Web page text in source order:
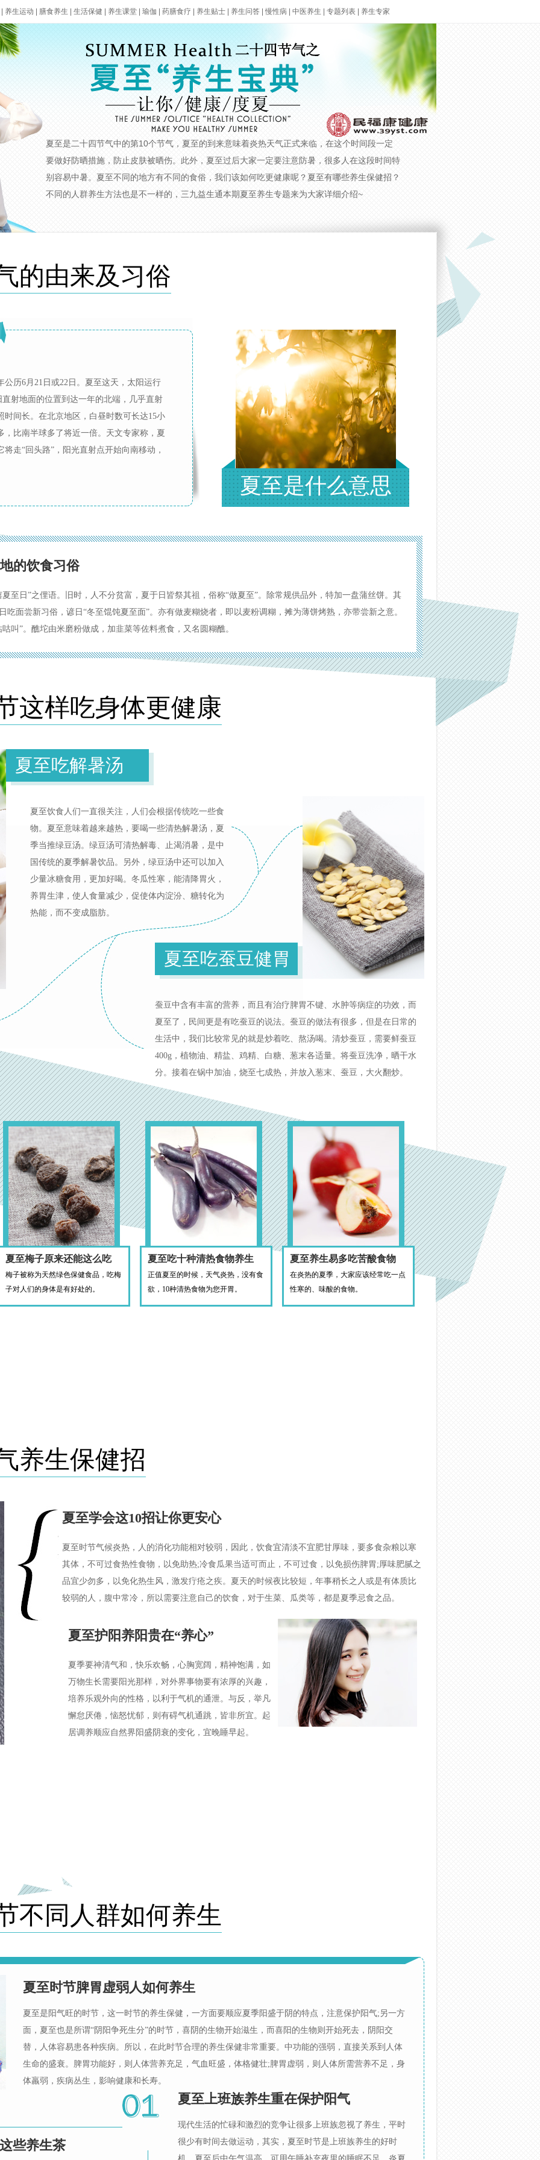
养生运动 膳食养生 生活保健 养生课堂 瑜伽 药膳食疗 养生贴士 养生问答 慢性病 中医养生 专题列表 养生专家
夏至是二十四节气中的第10个节气，夏至的到来意味着炎热天气正式来临，在这个时间段一定
要做好防晒措施，防止皮肤被晒伤。此外，夏至过后大家一定要注意防暑，很多人在这段时间特
别容易中暑。夏至不同的地方有不同的食俗，我们该如何吃更健康呢？夏至有哪些养生保健招？
不同的人群养生方法也是不一样的，三九益生通本期夏至养生专题来为大家详细介绍~
的由来及习俗
历6月21日或22日。夏至这天，太阳运行
射地面的位置到达一年的北端，几乎直射
时间长。在北京地区，白昼时数可长达15小
，比南半球多了将近一倍。天文专家称，夏
走“回头路”，阳光直射点开始向南移动，
夏至是什么意思
的饮食习俗
至日”之俚语。旧时，人不分贫富，夏于日皆祭其祖，俗称“做夏至”。除常规供品外，特加一盘蒲丝饼。其
吃面尝新习俗，谚日“冬至馄饨夏至面”。亦有做麦糊烧者，即以麦粉调糊，摊为薄饼烤熟，亦带尝新之意。
叫”。醮坨由米磨粉做成，加韭菜等佐料煮食，又名圆糊醮。
这样吃身体更健康
夏至吃解暑汤
夏至饮食人们一直很关注，人们会根据传统吃一些食
物。夏至意味着越来越热，要喝一些清热解暑汤，夏
季当推绿豆汤。绿豆汤可清热解毒、止渴消暑，是中
国传统的夏季解暑饮品。另外，绿豆汤中还可以加入
少量冰糖食用，更加好喝。冬瓜性寒，能清降胃火，
养胃生津，使人食量减少，促使体内淀汾、糖转化为
热能，而不变成脂肪。
夏至吃蚕豆健胃
蚕豆中含有丰富的营养，而且有治疗脾胃不键、水肿等病症的功效，而
夏至了，民间更是有吃蚕豆的说法。蚕豆的做法有很多，但是在日常的
生活中，我们比较常见的就是炒着吃、熬汤喝。清炒蚕豆，需要鲜蚕豆
400g，植物油、精盐、鸡精、白糖、葱末各适量。将蚕豆洗净，晒干水
分。接着在锅中加油，烧至七成热，并放入葱末、蚕豆，大火翻炒。
夏至梅子原来还能这么吃
梅子被称为天然绿色保健食品，吃梅
子对人们的身体是有好处的。
夏至吃十种清热食物养生
正值夏至的时候，天气炎热，没有食
欲，10种清热食物为您开胃。
夏至养生易多吃苦酸食物
在炎热的夏季，大家应该经常吃一点
性寒的、味酸的食物。
养生保健招
夏至学会这10招让你更安心
夏至时节气候炎热，人的消化功能相对较弱，因此，饮食宜清淡不宜肥甘厚味，要多食杂粮以寒
其体，不可过食热性食物，以免助热;冷食瓜果当适可而止，不可过食，以免损伤脾胃;厚味肥腻之
品宜少勿多，以免化热生风，激发疔疮之疾。夏天的时候夜比较短，年事稍长之人或是有体质比
较弱的人，腹中常冷，所以需要注意自己的饮食，对于生菜、瓜类等，都是夏季忌食之品。
夏至护阳养阳贵在“养心”
夏季要神清气和，快乐欢畅，心胸宽阔，精神饱满，如
万物生长需要阳光那样，对外界事物要有浓厚的兴趣，
培养乐观外向的性格，以利于气机的通泄。与反，举凡
懈怠厌倦，恼怒忧郁，则有碍气机通跳，皆非所宜。起
居调养顺应自然界阳盛阴衰的变化，宜晚睡早起。
不同人群如何养生
夏至时节脾胃虚弱人如何养生
夏至是阳气旺的时节，这一时节的养生保健，一方面要顺应夏季阳盛于阴的特点，注意保护阳气;另一方
面，夏至也是所谓“阴阳争死生分”的时节，喜阴的生物开始滋生，而喜阳的生物则开始死去，阴阳交
替，人体容易患各种疾病。所以，在此时节合理的养生保健非常重要。中功能的强弱，直接关系到人体
生命的盛衰。脾胃功能好，则人体营养充足，气血旺盛，体格健壮;脾胃虚弱，则人体所需营养不足，身
体羸弱，疾病丛生，影响健康和长寿。
夏至上班族养生重在保护阳气
现代生活的忙碌和激烈的竞争让很多上班族忽视了养生，平时
很少有时间去做运动，其实，夏至时节是上班族养生的好时
些养生茶